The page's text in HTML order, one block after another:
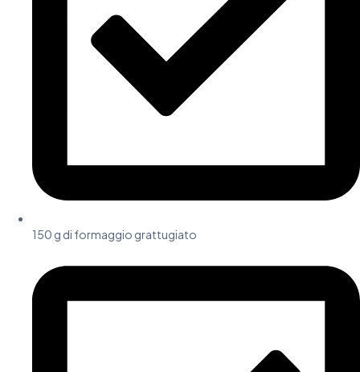
150 g di formaggio grattugiato